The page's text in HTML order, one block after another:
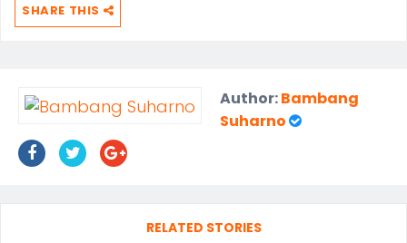
SHARE THIS
Author:Bambang
Suharno
RELATED STORIES